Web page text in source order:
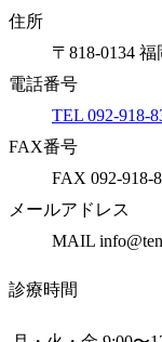
住所
〒818-0134
電話番号
TEL 092-918-
FAX番号
FAX 092-918-
メールアドレス
MAIL
診療時間